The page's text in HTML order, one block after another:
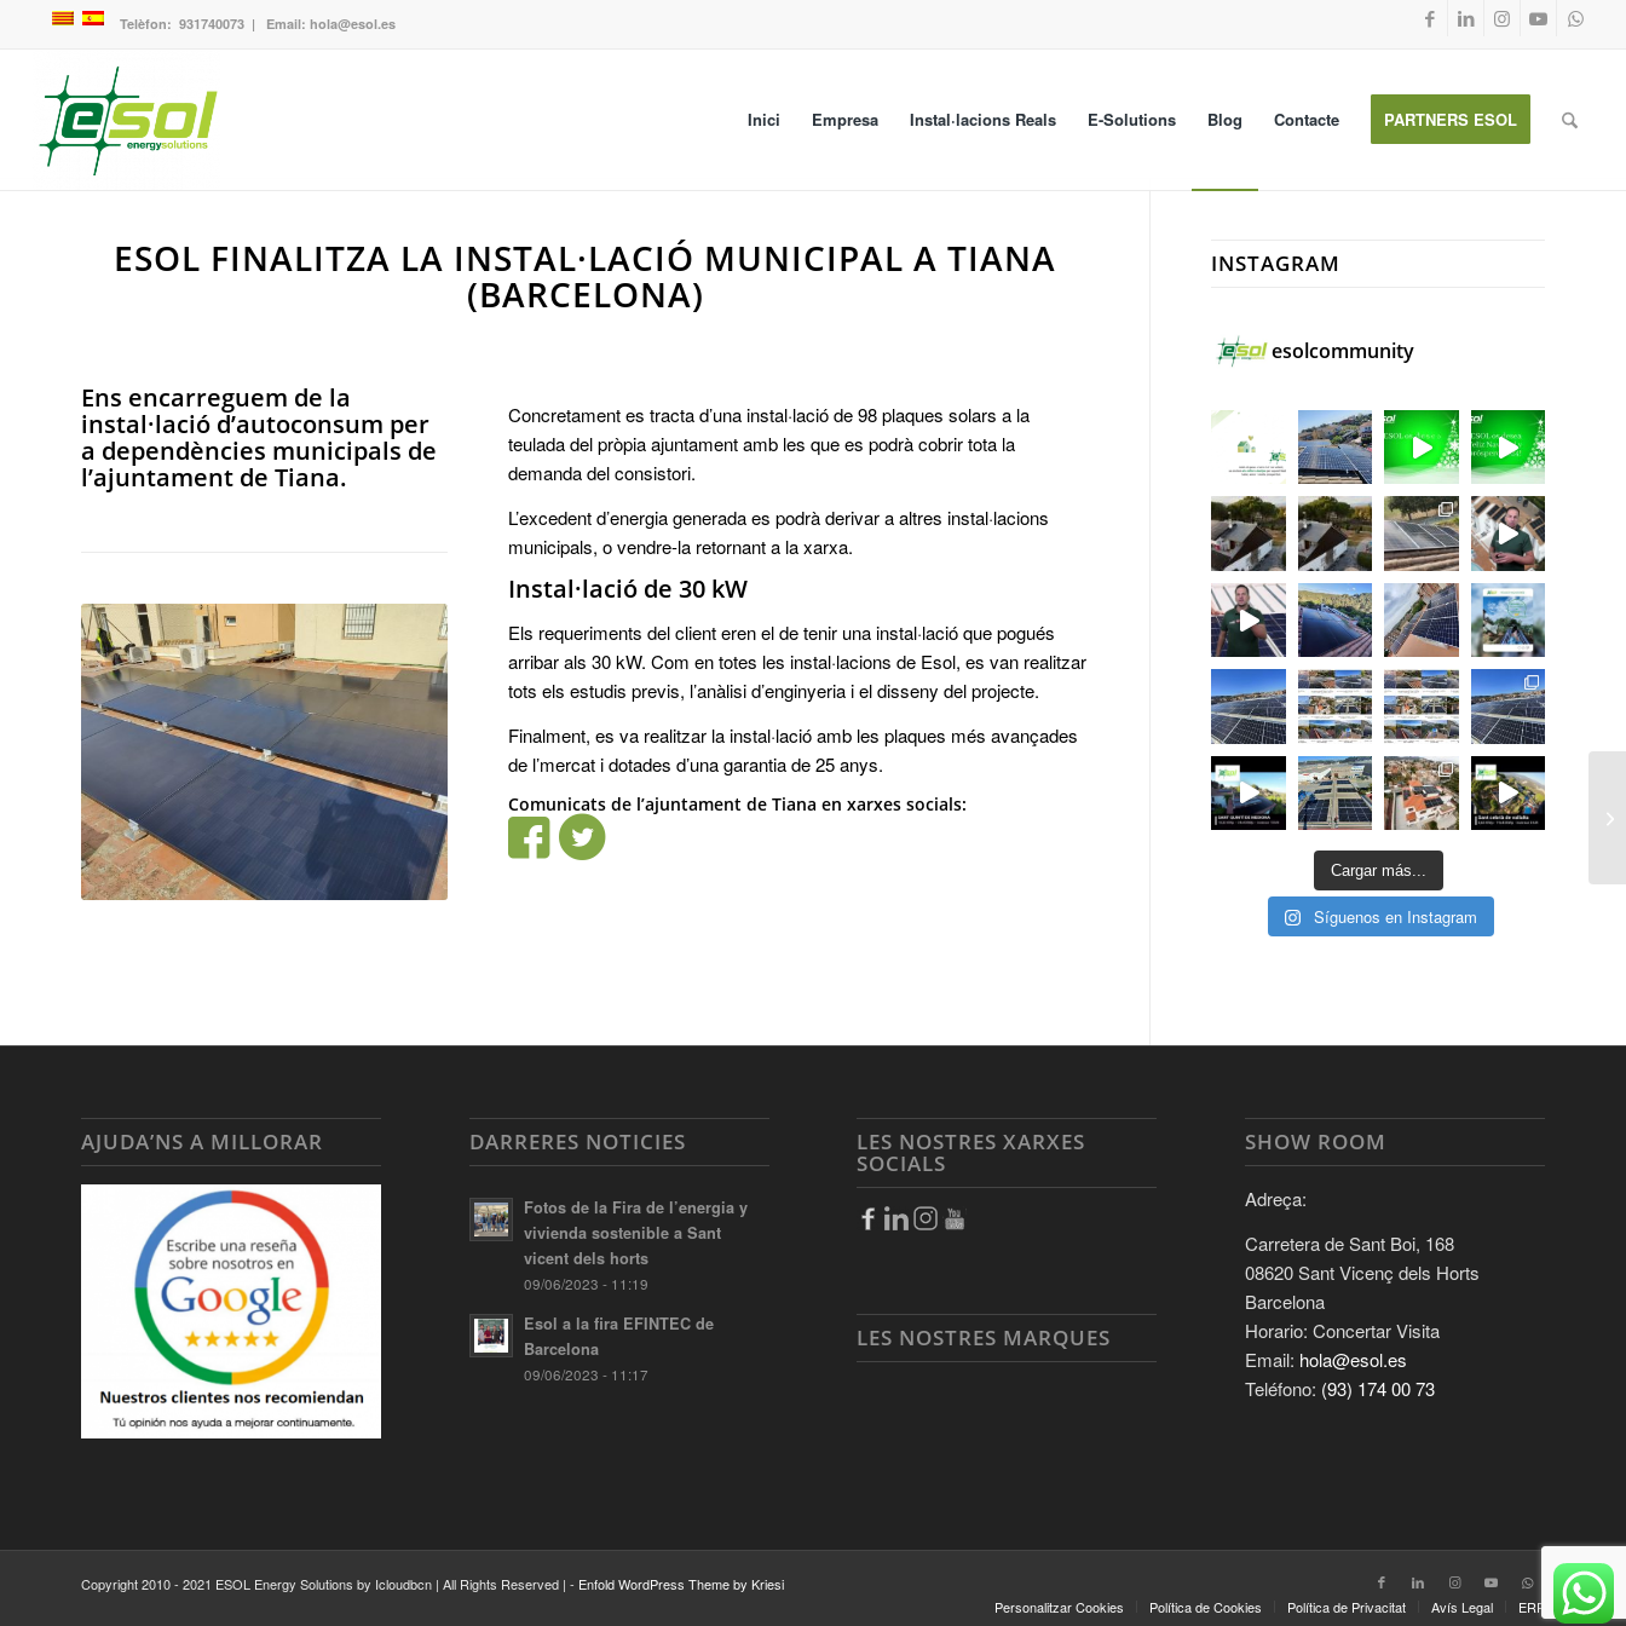
Telèfon: 931740073| Email: hola@esol.es
Inici Empresa Instal·lacions Reals E-Solutions Blog Contacte PARTNERS ESOL
ESOL FINALITZA LA INSTAL·LACIÓ MUNICIPAL A TIANA
(BARCELONA)
Ens encarreguem de la
instal·lació d’autoconsum per
a dependències municipals de
l’ajuntament de Tiana.
Concretament es tracta d’una instal·lació de 98 plaques solars a la
teulada del pròpia ajuntament amb les que es podrà cobrir tota la
demanda del consistori.
L’excedent d’energia generada es podrà derivar a altres instal·lacions
municipals, o vendre-la retornant a la xarxa.
Instal·lació de 30 kW
Els requeriments del client eren el de tenir una instal·lació que pogués
arribar als 30 kW. Com en totes les instal·lacions de Esol, es van realitzar
tots els estudis previs, l’anàlisi d’enginyeria i el disseny del projecte.
Finalment, es va realitzar la instal·lació amb les plaques més avançades
de l’mercat i dotades d’una garantia de 25 anys.
Comunicats de l’ajuntament de Tiana en xarxes socials:
INSTAGRAM
esolcommunity
Cargar más...
Síguenos en Instagram
AJUDA’NS A MILLORAR DARRERES NOTICIES
Fotos de la Fira de l’energia y
vivienda sostenible a Sant
vicent dels horts
09/06/2023 - 11:19
Esol a la fira EFINTEC de
Barcelona
09/06/2023 - 11:17
LES NOSTRES XARXES
SOCIALS
LES NOSTRES MARQUES
SHOW ROOM
Adreça:
Carretera de Sant Boi, 168
08620 Sant Vicenç dels Horts
Barcelona
Horario: Concertar Visita
Email: hola@esol.es
Teléfono: (93) 174 00 73
Copyright 2010 - 2021 ESOL Energy Solutions by Icloudbcn | All Rights Reserved | - Enfold WordPress Theme by Kriesi
Personalitzar Cookies
Política de Cookies Política de Privacitat Avís Legal ERP